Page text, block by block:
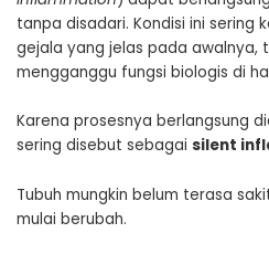
tanpa disadari. Kondisi ini sering
gejala yang jelas pada awalnya,
mengganggu fungsi biologis di
Karena prosesnya berlangsung
sering disebut sebagai silent
Tubuh mungkin belum terasa
mulai berubah.